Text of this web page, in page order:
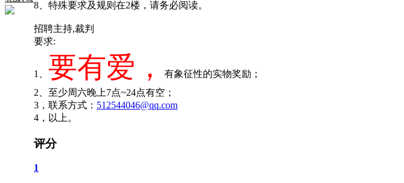
8、特殊要求及规则在2楼，请务必阅读。
招聘主持,裁判
要求:
1、 要有爱，
有象征性的实物奖励；
2、至少周六晚上7点~24点有空；
3，联系方式： 512544046@qq.com
4，以上。
评分
1